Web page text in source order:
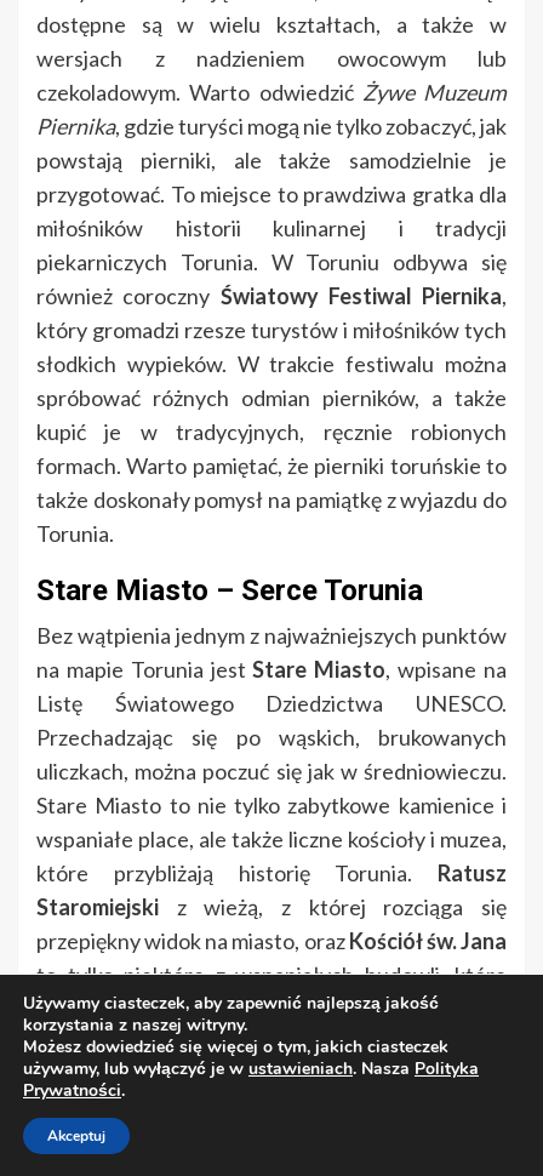
dostępne są w wielu kształtach, a także w
wersjach z nadzieniem owocowym lub
czekoladowym. Warto odwiedzić Żywe Muzeum
Piernika, gdzie turyści mogą nie tylko zobaczyć, jak
powstają pierniki, ale także samodzielnie je
przygotować. To miejsce to prawdziwa gratka dla
miłośników historii kulinarnej i tradycji
piekarniczych Torunia. W Toruniu odbywa się
również coroczny Światowy Festiwal Piernika,
który gromadzi rzesze turystów i miłośników tych
słodkich wypieków. W trakcie festiwalu można
spróbować różnych odmian pierników, a także
kupić je w tradycyjnych, ręcznie robionych
formach. Warto pamiętać, że pierniki toruńskie to
także doskonały pomysł na pamiątkę z wyjazdu do
Torunia.
Stare Miasto – Serce Torunia
Bez wątpienia jednym z najważniejszych punktów
na mapie Torunia jestStare Miasto, wpisane na
Listę Światowego Dziedzictwa UNESCO.
Przechadzając się po wąskich, brukowanych
uliczkach, można poczuć się jak w średniowieczu.
Stare Miasto to nie tylko zabytkowe kamienice i
wspaniałe place, ale także liczne kościoły i muzea,
które przybliżają historię Torunia. Ratusz
Staromiejski z wieżą, z której rozciąga się
przepiękny widok na miasto, orazKościół św. Jana
to tylko niektóre z wspaniałych budowli, które
warto zobaczyć. Na uwagę zasługuje również
Zamek Krzyżacki, który jest jednym z najlepiej
zachowanych średniowiecznych zamków w
krzyżackiego, obecnie pełni funkcję muzealną,
Używamy ciasteczek, aby zapewnić najlepszą jakość
korzystania z naszej witryny.
Możesz dowiedzieć się więcej o tym, jakich ciasteczek
używamy, lub wyłączyć je w ustawieniach. Nasza Polityka
Prywatności.
Akceptuj